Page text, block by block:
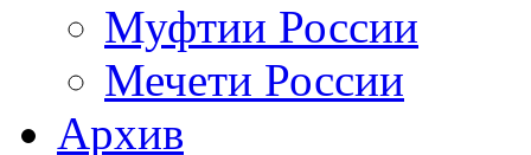
Муфтии России
Мечети России
Архив